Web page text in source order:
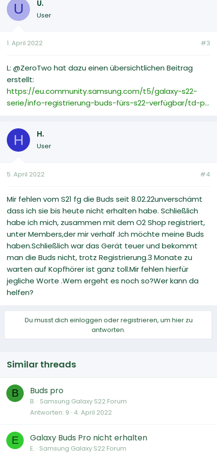
U U.
User
1. April 2022 #3
L: @ZeroTwo hat dazu einen übersichtlichen Beitrag
erstellt:
https://eu.community.samsung.com/t5/galaxy-s22-
serie/info-registrierung-buds-fürs-s22-verfügbar/td-p...
H H.
User
5. April 2022 #4
Mir fehlen vom S21 fg die Buds seit 8.02.22unverschämt
dass ich sie bis heute nicht erhalten habe. Schließlich
habe ich mich, zusammen mit dem O2 Shop registriert,
unter Members,der mir verhalf .Ich möchte meine Buds
haben.Schließlich war das Gerät teuer und bekommt
man die Buds nicht, trotz Registrierung.3 Monate zu
warten auf Kopfhörer ist ganz toll.Mir fehlen hierfür
jegliche Worte .Wem ergeht es noch so?Wer kann da
helfen?
Du musst dich einloggen oder registrieren, um hier zu
antworten.
Similar threads
B Buds pro
B. Samsung Galaxy S22 Forum
Antworten 9 4. April 2022
E Galaxy Buds Pro nicht erhalten
E. Samsung Galaxy S22 Forum